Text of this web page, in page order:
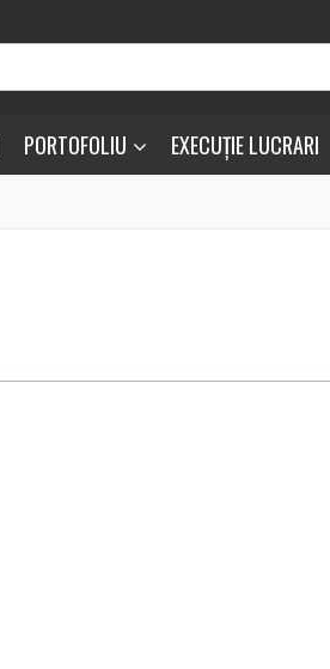
PORTOFOLIU EXECUȚIE LUCRARI